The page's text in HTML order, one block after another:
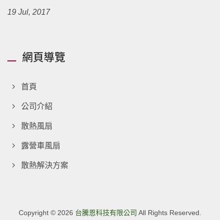
19 Jul, 2017
網頁導覽
首頁
公司介紹
散熱風扇
露營車風扇
散熱解決方案
Copyright © 2026 台騰恩科技有限公司 All Rights Reserved.